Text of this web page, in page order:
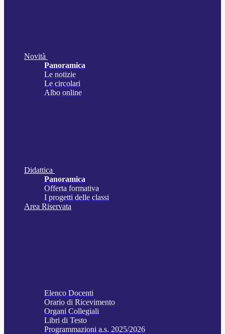
Novità
Panoramica
Le notizie
Le circolari
Albo online
Didattica
Panoramica
Offerta formativa
I progetti delle classi
Area Riservata
Elenco Docenti
Orario di Ricevimento
Organi Collegiali
Libri di Testo
Programmazioni a.s. 2025/2026